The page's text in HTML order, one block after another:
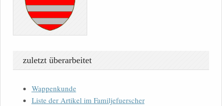
zuletzt überarbeitet
Wappenkunde
Liste der Artikel im Familjefuerscher